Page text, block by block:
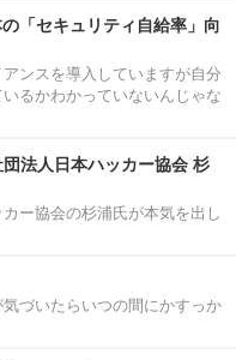
「セキュリティ自給率」向
ンスを導入していますが自分
るかわかっていないんじゃな
法人日本ハッカー協会 杉
ー協会の杉浦氏が本気を出し
づいたらいつの間にかすっか